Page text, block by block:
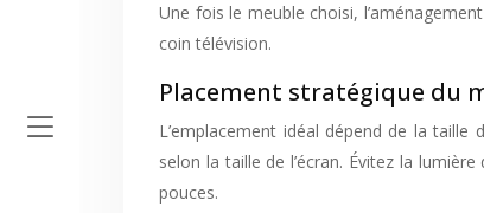
Une fois le meuble choisi,
coin télévision.
Placement stratégique du
L’emplacement idéal dépend de la
selon la taille de l’écran. Évitez la
pouces.